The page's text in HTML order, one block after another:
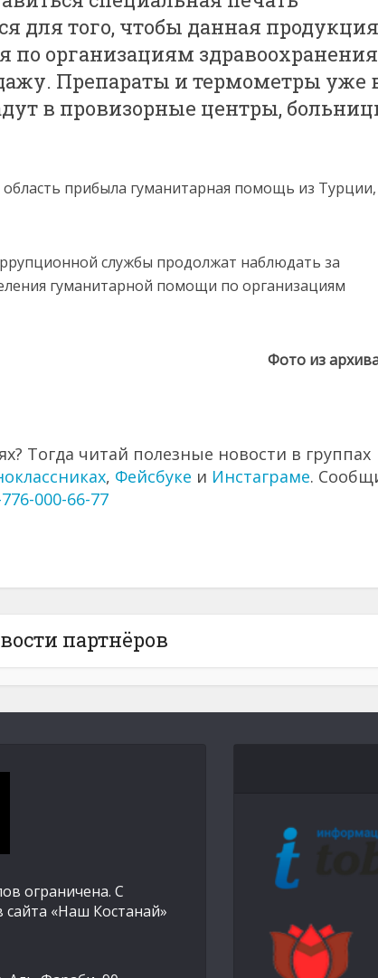
для того, чтобы данная
по организациям
Препараты и термометры уже
в провизорные центры,
прибыла гуманитарная помощь из Турции,
службы продолжат наблюдать за
гуманитарной помощи по организациям
Фото из
Тогда читай полезные новости в группах
, Фейсбуке и Инстаграме.
000-66-77
партнёров
ограничена. С
«Наш Костанай»